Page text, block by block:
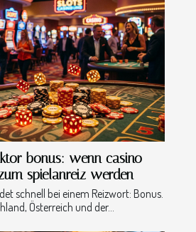
bonus: wenn casino-
spielanreiz werden
schnell bei einem Reizwort: Bonus.
Österreich und der...